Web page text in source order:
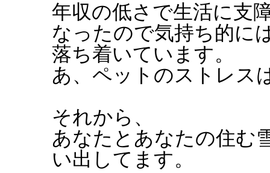
年収の低さで生活に支
なったので気持ち的に
落ち着いています。
あ、ペットのストレス
それから、
あなたとあなたの住む
い出してます。